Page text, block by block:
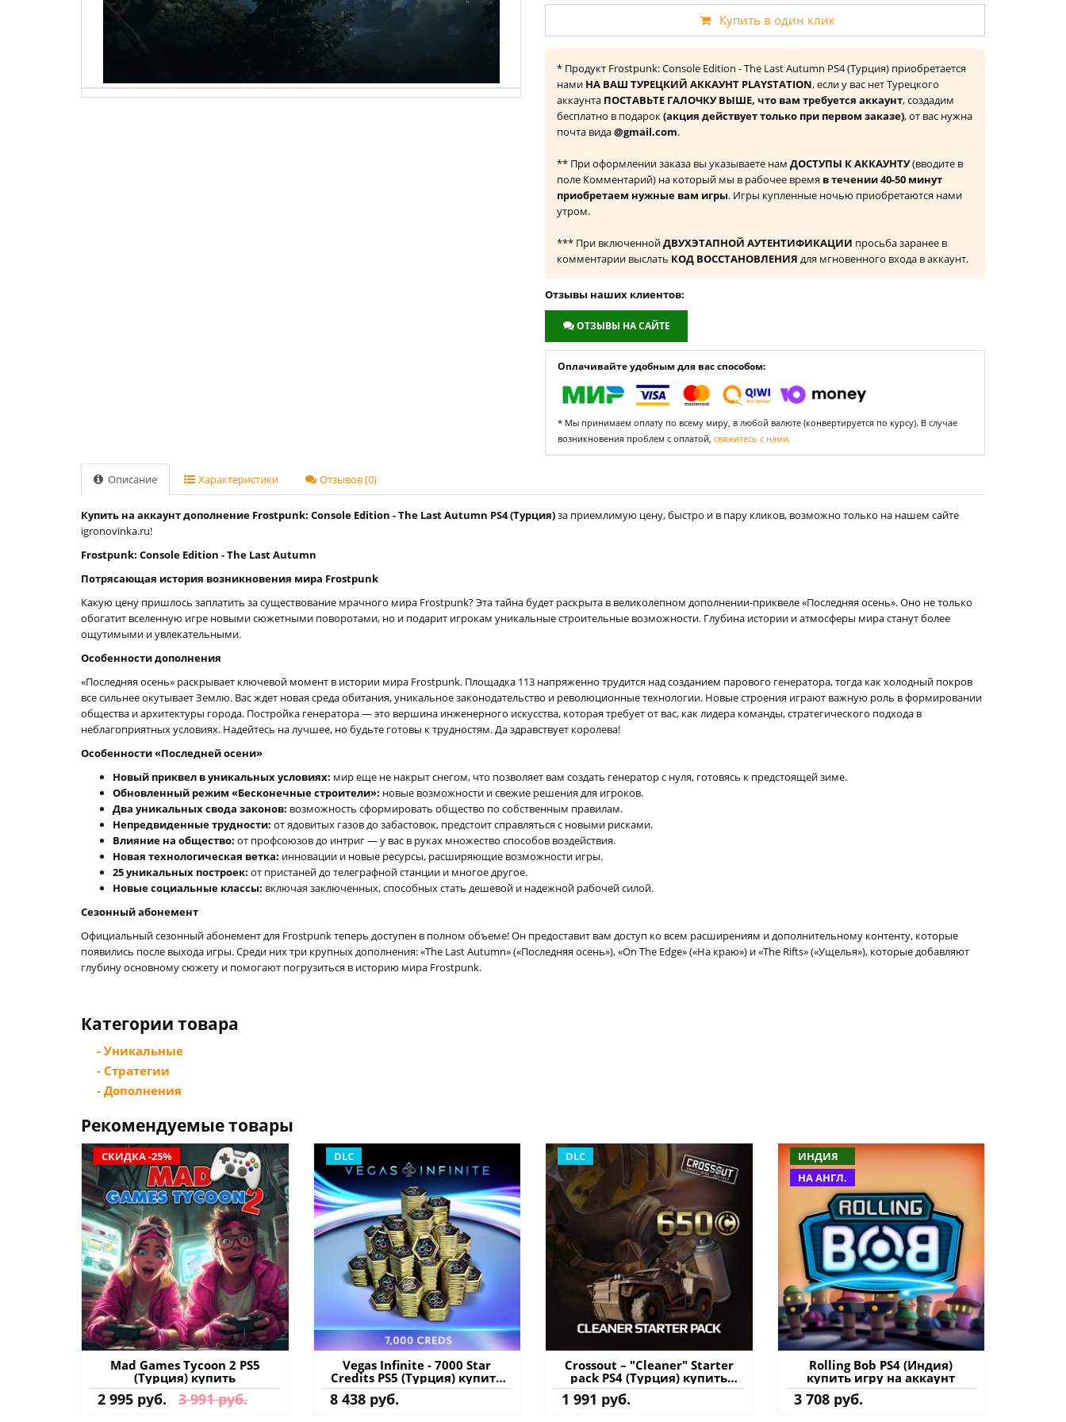
Купить в один клик
* Продукт Frostpunk: Console Edition - The Last Autumn PS4 (Турция) приобретается
нами НА ВАШ ТУРЕЦКИЙ АККАУНТ PLAYSTATION, если у вас нет Турецкого
аккаунта ПОСТАВЬТЕ ГАЛОЧКУ ВЫШЕ, что вам требуется аккаунт, создадим
бесплатно в подарок(акция действует только при первом заказе), от вас нужна
почта вида@gmail.com.
** При оформлении заказа вы указываете нам ДОСТУПЫ К АККАУНТУ(вводите в
поле Комментарий) на который мы в рабочее время в течении 40-50 минут
приобретаем нужные вам игры. Игры купленные ночью приобретаются нами
утром.
*** При включеннойДВУХЭТАПНОЙ АУТЕНТИФИКАЦИИ просьба заранее в
комментарии выслать КОД ВОССТАНОВЛЕНИЯ для мгновенного входа в аккаунт.
Отзывы наших клиентов:
ОТЗЫВЫ НА САЙТЕ
Оплачивайте удобным для вас способом:
* Мы принимаем оплату по всему миру, в любой валюте (конвертируется по курсу). В случае
возникновения проблем с оплатой, свяжитесь с нами.
Описание Характеристики Отзывов (0)
Купить на аккаунт дополнение Frostpunk: Console Edition - The Last Autumn PS4 (Турция)за приемлимую цену, быстро и в пару кликов, возможно только на нашем сайте
igronovinka.ru!
Frostpunk: Console Edition - The Last Autumn
Потрясающая история возникновения мира Frostpunk
Какую цену пришлось заплатить за существование мрачного мира Frostpunk? Эта тайна будет раскрыта в великолепном дополнении-приквеле «Последняя осень». Оно не только
обогатит вселенную игре новыми сюжетными поворотами, но и подарит игрокам уникальные строительные возможности. Глубина истории и атмосферы мира станут более
ощутимыми и увлекательными.
Особенности дополнения
«Последняя осень» раскрывает ключевой момент в истории мира Frostpunk. Площадка 113 напряженно трудится над созданием парового генератора, тогда как холодный покров
все сильнее окутывает Землю. Вас ждет новая среда обитания, уникальное законодательство и революционные технологии. Новые строения играют важную роль в формировании
общества и архитектуры города. Постройка генератора — это вершина инженерного искусства, которая требует от вас, как лидера команды, стратегического подхода в
неблагоприятных условиях. Надейтесь на лучшее, но будьте готовы к трудностям. Да здравствует королева!
Особенности «Последней осени»
Новый приквел в уникальных условиях: мир еще не накрыт снегом, что позволяет вам создать генератор с нуля, готовясь к предстоящей зиме.
Обновленный режим «Бесконечные строители»: новые возможности и свежие решения для игроков.
Два уникальных свода законов: возможность сформировать общество по собственным правилам.
Непредвиденные трудности: от ядовитых газов до забастовок, предстоит справляться с новыми рисками.
Влияние на общество: от профсоюзов до интриг — у вас в руках множество способов воздействия.
Новая технологическая ветка: инновации и новые ресурсы, расширяющие возможности игры.
25 уникальных построек: от пристаней до телеграфной станции и многое другое.
Новые социальные классы: включая заключенных, способных стать дешевой и надежной рабочей силой.
Сезонный абонемент
Официальный сезонный абонемент для Frostpunk теперь доступен в полном объеме! Он предоставит вам доступ ко всем расширениям и дополнительному контенту, которые
появились после выхода игры. Среди них три крупных дополнения: «The Last Autumn» («Последняя осень»), «On The Edge» («На краю») и «The Rifts» («Ущелья»), которые добавляют
глубину основному сюжету и помогают погрузиться в историю мира Frostpunk.
Категории товара
- Уникальные
- Стратегии
- Дополнения
Рекомендуемые товары
СКИДКА -25%
Mad Games Tycoon 2 PS5
(Турция) купить
2 995 руб. 3 991 руб.
DLC
Vegas Infinite - 7000 Star
Credits PS5 (Турция) купить
дополнение на аккаунт
8 438 руб.
DLC
Crossout – "Cleaner" Starter
pack PS4 (Турция) купить
дополнение на аккаунт
1 991 руб.
ИНДИЯ
НА АНГЛ.
Rolling Bob PS4 (Индия)
купить игру на аккаунт
3 708 руб.